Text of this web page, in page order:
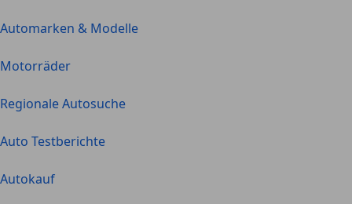
Automarken & Modelle
Motorräder
Regionale Autosuche
Auto Testberichte
Autokauf